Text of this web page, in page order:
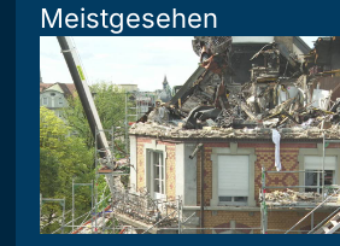
Meistgesehen